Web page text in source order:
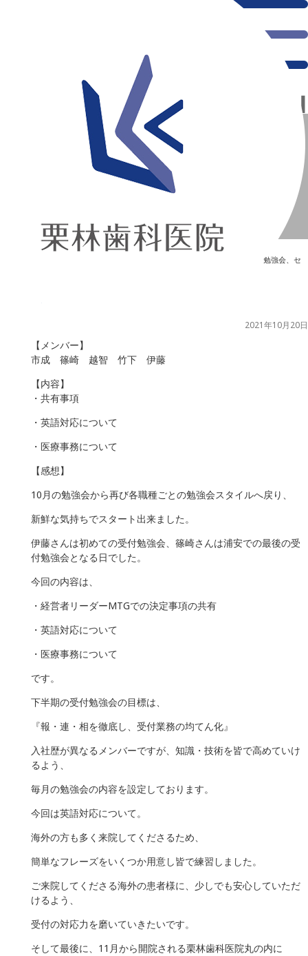
勉強会、セ
2021年10月20日
【メンバー】
市成 篠崎 越智 竹下 伊藤
【内容】
・共有事項
・英語対応について
・医療事務について
【感想】
10月の勉強会から再び各職種ごとの勉強会スタイルへ戻り、
新鮮な気持ちでスタート出来ました。
伊藤さんは初めての受付勉強会、篠崎さんは浦安での最後の受
付勉強会となる日でした。
今回の内容は、
・経営者リーダーMTGでの決定事項の共有
・英語対応について
・医療事務について
です。
下半期の受付勉強会の目標は、
『報・連・相を徹底し、受付業務の均てん化』
入社歴が異なるメンバーですが、知識・技術を皆で高めていけ
るよう、
毎月の勉強会の内容を設定しております。
今回は英語対応について。
海外の方も多く来院してくださるため、
簡単なフレーズをいくつか用意し皆で練習しました。
ご来院してくださる海外の患者様に、少しでも安心していただ
けるよう、
受付の対応力を磨いていきたいです。
そして最後に、11月から開院される栗林歯科医院丸の内に